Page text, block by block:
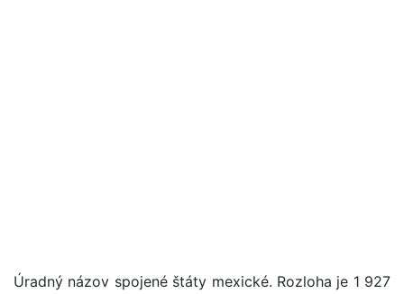
Úradný názov spojené štáty mexické. Rozloha je 1 927